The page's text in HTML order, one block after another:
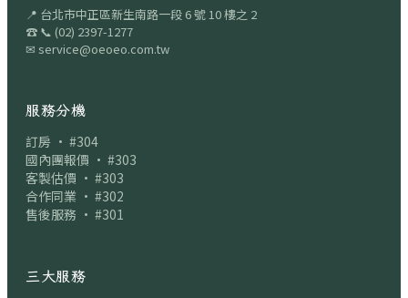
📍 台北市中正區新生南路一段 6 號 10 樓之 2
☎ 📞 (02) 2397-1277
✉ service@oeoeo.com.tw
服務分機
訂房 · #304
國內團報價 · #303
客製估價 · #303
合作同業 · #302
售後服務 · #301
三大服務